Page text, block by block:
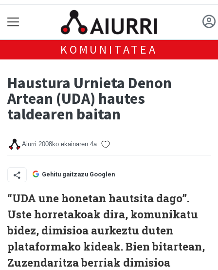
KOMUNITATEA
Haustura Urnieta Denon
Artean (UDA) hautes
taldearen baitan
Aiurri 2008ko ekainaren 4a
Gehitu gaitzazu Googlen
“UDA une honetan hautsita dago”.
Uste horretakoak dira, komunikatu
bidez, dimisioa aurkeztu duten
plataformako kideak. Bien bitartean,
Zuzendaritza berriak dimisioa